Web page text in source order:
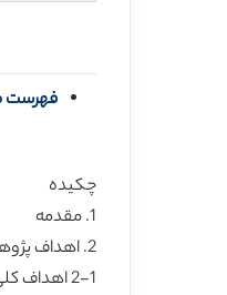
فهرست
چکیده
1. مقدمه
2. اهداف پژوهش و محدودیت‌های طراحی
2-1 اهداف کلی پژوهش